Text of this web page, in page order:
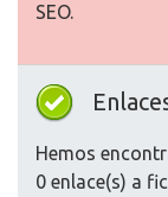
SEO.
Hemos
0 enlace(s) a